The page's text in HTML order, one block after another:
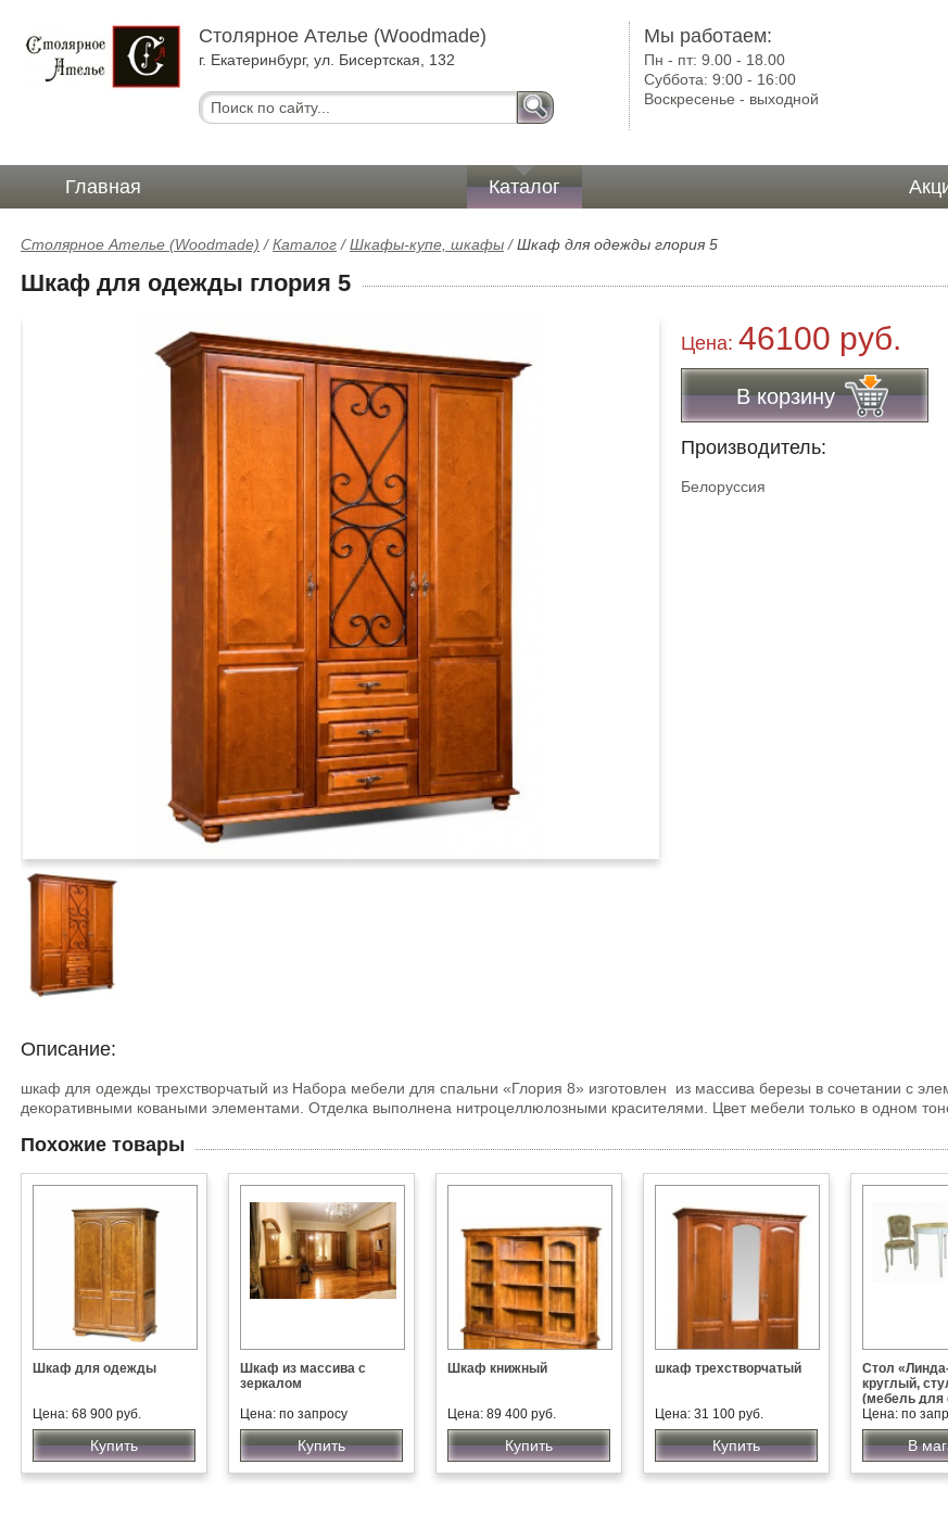
Столярное Ателье (Woodmade)
г. Екатеринбург, ул. Бисертская, 132
Мы работаем:
Пн - пт:9.00 - 18.00
Суббота:9:00 - 16:00
Воскресенье - выходной
Главная Каталог
Столярное Ателье (Woodmade) /Каталог /Шкафы-купе, шкафы /Шкаф для одежды глория 5
Шкаф для одежды глория 5
Цена:46100 руб.
В корзину
Производитель:
Белоруссия
Описание:
шкаф для одежды трехстворчатый из Набора мебели для спальни «Глория 8» изготовлен из массива березы в сочетании с
декоративными коваными элементами. Отделка выполнена нитроцеллюлозными красителями. Цвет мебели только в одном
Похожие товары
Шкаф для одежды
Цена: 68 900 руб.
Купить
Шкаф из массива с
зеркалом
Цена: по запросу
Купить
Шкаф книжный
Цена: 89 400 руб.
Купить
шкаф трехстворчатый
Цена: 31 100 руб.
Купить
Стол
круглый,
(мебель для
Цена: по
В